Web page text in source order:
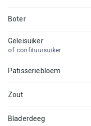
Boter
Geleisuiker
of confituursuiker
Patisseriebloem
Zout
Bladerdeeg